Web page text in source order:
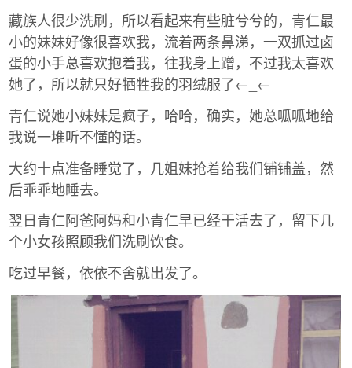
藏族人很少洗刷，所以看起来有些脏兮兮的，青仁最
小的妹妹好像很喜欢我，流着两条鼻涕，一双抓过卤
蛋的小手总喜欢抱着我，往我身上蹭，不过我太喜欢
她了，所以就只好牺牲我的羽绒服了←_←
青仁说她小妹妹是疯子，哈哈，确实，她总呱呱地给
我说一堆听不懂的话。
大约十点准备睡觉了，几姐妹抢着给我们铺铺盖，然
后乖乖地睡去。
翌日青仁阿爸阿妈和小青仁早已经干活去了，留下几
个小女孩照顾我们洗刷饮食。
吃过早餐，依依不舍就出发了。